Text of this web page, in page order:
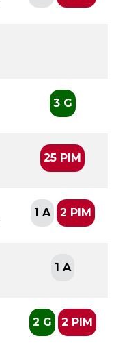
3 G
25 PIM
1 A 2 PIM
1 A
2 G 2 PIM